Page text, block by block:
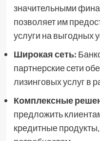
значительными
позволяет им
услуги на выгодных
Широкая сеть:
партнерские сети
лизинговых услуг в
Комплексные
предложить
кредитные